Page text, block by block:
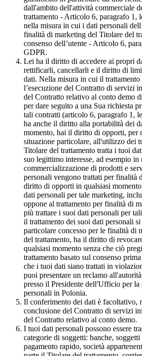
dall'ambito dell'attività commerciale
trattamento - Articolo 6, paragrafo 1,
nella misura in cui i dati personali
finalità di marketing del Titolare del
consenso dell’utente - Articolo 6,
GDPR.
Lei ha il diritto di accedere ai propri
rettificarli, cancellarli e il diritto di
dati. Nella misura in cui il trattamento
l’esecuzione del Contratto di servizi
del Contratto relativo al conto demo
per dare seguito a una Sua richiesta
tali contratti (articolo 6, paragrafo 1,
ha anche il diritto alla portabilità dei
momento, hai il diritto di opporti, per
situazione particolare, all'utilizzo dei
Titolare del trattamento tratta i tuoi
suo legittimo interesse, ad esempio in
commercializzazione di prodotti e
personali vengono trattati per finalità
diritto di opporti in qualsiasi
dati personali per tale marketing,
oppone al trattamento per finalità di
più trattare i suoi dati personali per
il trattamento dei suoi dati personali
particolare concesso per le finalità di
del trattamento, ha il diritto di
qualsiasi momento senza che ciò
trattamento basato sul consenso
che i tuoi dati siano trattati in
puoi presentare un reclamo
presso il Presidente dell'Ufficio per la
personali in Polonia.
Il conferimento dei dati è facoltativo,
conclusione del Contratto di servizi
del Contratto relativo al conto demo.
I tuoi dati personali possono essere
categorie di soggetti: banche,
pagamento rapido, società